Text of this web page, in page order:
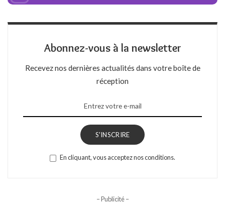
Abonnez-vous à la newsletter
Recevez nos dernières actualités dans votre boîte de
réception
S'INSCRIRE
En cliquant, vous acceptez nos conditions.
– Publicité –